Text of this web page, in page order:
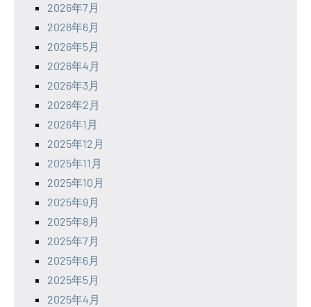
2026年7月
2026年6月
2026年5月
2026年4月
2026年3月
2026年2月
2026年1月
2025年12月
2025年11月
2025年10月
2025年9月
2025年8月
2025年7月
2025年6月
2025年5月
2025年4月